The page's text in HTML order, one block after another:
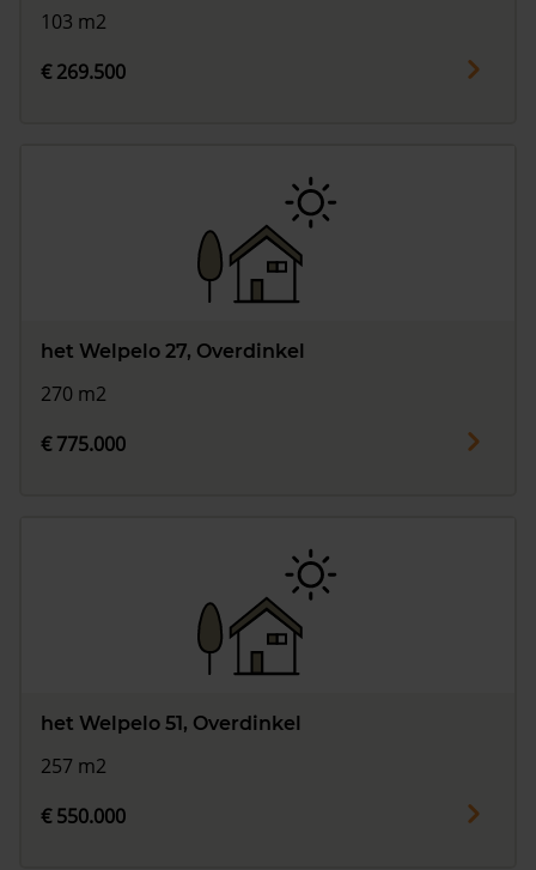
103 m2
€ 269.500
het Welpelo 27, Overdinkel
270 m2
€ 775.000
het Welpelo 51, Overdinkel
257 m2
€ 550.000